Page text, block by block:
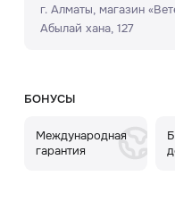
г. Алматы, ​магазин
Абылай хана, 127
БОНУСЫ
Международная
гарантия